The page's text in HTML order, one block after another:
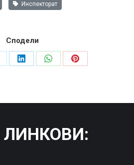
Инспекторат
Сподели
Share
Share
Share
: